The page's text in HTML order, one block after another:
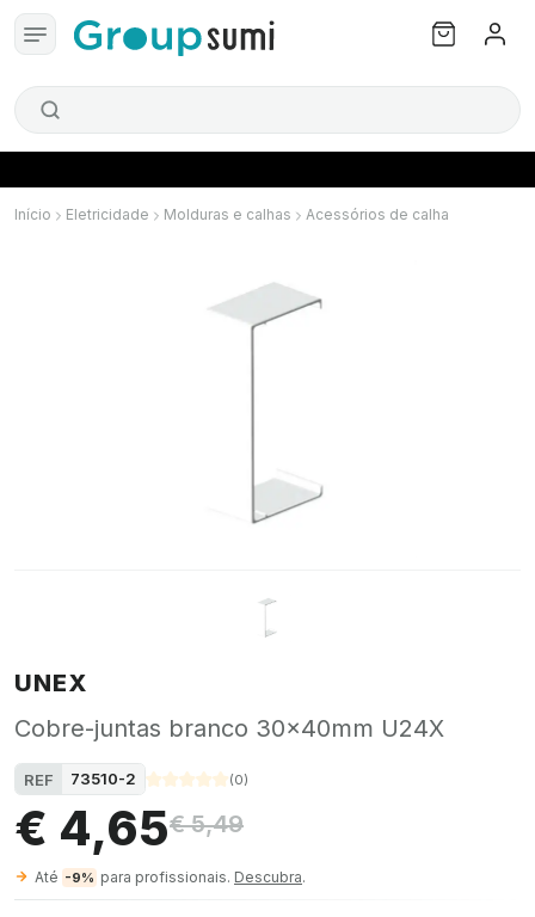
Início Eletricidade Molduras e calhas Acessórios de calha
UNEX
Cobre-juntas branco 30x40mm U24X
REF 73510-2 (0)
€ 4,65€ 5,49
Até -9% para profissionais. Descubra.